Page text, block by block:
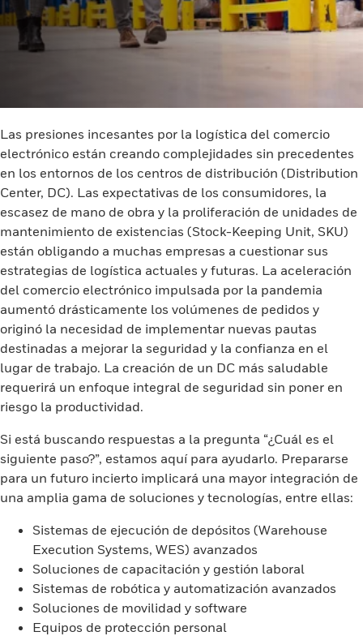
Las presiones incesantes por la logística del comercio
electrónico están creando complejidades sin precedentes
en los entornos de los centros de distribución (Distribution
Center, DC). Las expectativas de los consumidores, la
escasez de mano de obra y la proliferación de unidades de
mantenimiento de existencias (Stock-Keeping Unit, SKU)
están obligando a muchas empresas a cuestionar sus
estrategias de logística actuales y futuras. La aceleración
del comercio electrónico impulsada por la pandemia
aumentó drásticamente los volúmenes de pedidos y
originó la necesidad de implementar nuevas pautas
destinadas a mejorar la seguridad y la confianza en el
lugar de trabajo. La creación de un DC más saludable
requerirá un enfoque integral de seguridad sin poner en
riesgo la productividad.
Si está buscando respuestas a la pregunta “¿Cuál es el
siguiente paso?”, estamos aquí para ayudarlo. Prepararse
para un futuro incierto implicará una mayor integración de
una amplia gama de soluciones y tecnologías, entre ellas:
Sistemas de ejecución de depósitos (Warehouse
Execution Systems, WES) avanzados
Soluciones de capacitación y gestión laboral
Sistemas de robótica y automatización avanzados
Soluciones de movilidad y software
Equipos de protección personal